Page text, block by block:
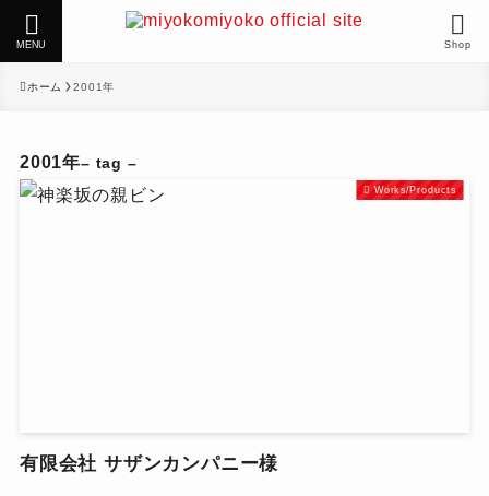
Shop
MENU
ホーム 2001年
2001年– tag –
Works/Products
有限会社 サザンカンパニー様